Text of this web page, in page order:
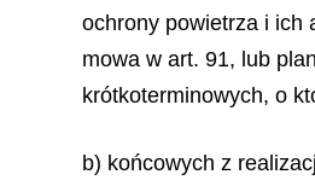
ochrony powietrza i ich
mowa w art. 91, lub
krótkoterminowych, o
b) końcowych z